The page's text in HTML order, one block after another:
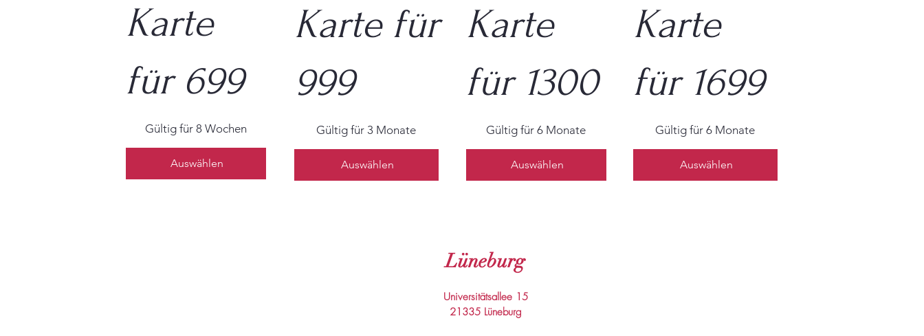
Karte
für 699
Gültig für 8 Wochen
Auswählen
Karte für
999
Gültig für 3 Monate
Auswählen
Karte
für 1300
Gültig für 6 Monate
Auswählen
Karte
für 1699
Gültig für 6 Monate
Auswählen
Lüneburg
Universitätsallee 15
21335 Lüneburg